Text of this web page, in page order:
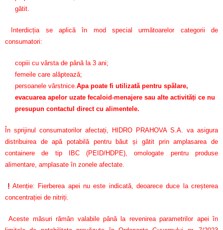
gătit.
Interdicția se aplică în mod special următoarelor categorii de
consumatori:
copiii cu vârsta de până la 3 ani;
femeile care alăptează;
persoanele vârstnice.Apa poate fi utilizată pentru spălare,
evacuarea apelor uzate fecaloid-menajere sau alte activități ce nu
presupun contactul direct cu alimentele.
În sprijinul consumatorilor afectați, HIDRO PRAHOVA S.A. va asigura
distribuirea de apă potabilă pentru băut și gătit prin amplasarea de
containere de tip IBC (PEID/HDPE), omologate pentru produse
alimentare, amplasate în zonele afectate.
Atenție: Fierberea apei nu este indicată, deoarece duce la creșterea
concentrației de nitriți.
Aceste măsuri rămân valabile până la revenirea parametrilor apei în